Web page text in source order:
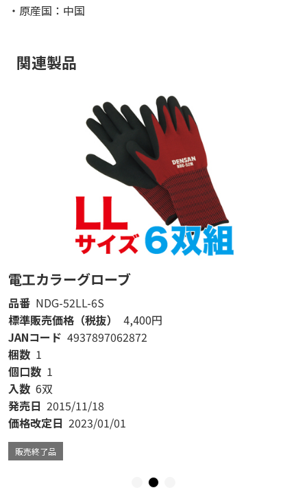
・原産国：中国
関連製品
電工カラーグローブ
品番 NDG-52LL-6S
標準販売価格（税抜）
4,400円
JANコード 4937897062872
梱数 1
個口数 1
入数 6双
発売日 2015/11/18
価格改定日 2023/01/01
販売終了品